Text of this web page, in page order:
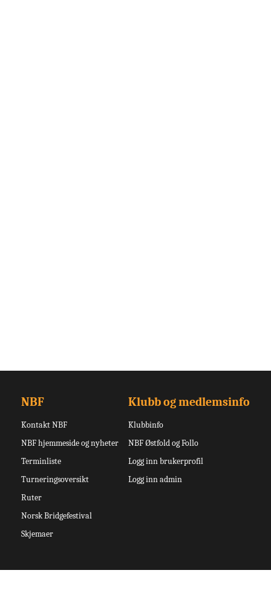
NBF
Kontakt NBF
NBF hjemmeside og nyheter
Terminliste
Turneringsoversikt
Ruter
Norsk Bridgefestival
Skjemaer
Klubb og medlemsinfo
Klubbinfo
NBF Østfold og Follo
Logg inn brukerprofil
Logg inn admin